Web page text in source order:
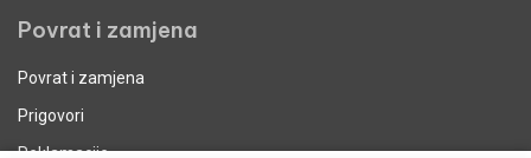
Povrat i zamjena
Povrat i zamjena
Prigovori
Reklamacije